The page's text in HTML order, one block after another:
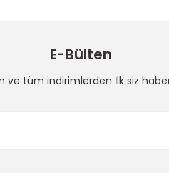
E-Bülten
ve tüm indirimlerden İlk siz